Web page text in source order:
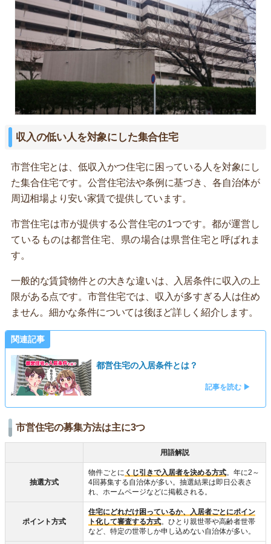
収入の低い人を対象にした集合住宅
市営住宅とは、低収入かつ住宅に困っている人を対象にし
た集合住宅です。公営住宅法や条例に基づき、各自治体が
周辺相場より安い家賃で提供しています。
市営住宅は市が提供する公営住宅の1つです。都が運営し
ているものは都営住宅、県の場合は県営住宅と呼ばれま
す。
一般的な賃貸物件との大きな違いは、入居条件に収入の上
限がある点です。市営住宅では、収入が多すぎる人は住め
ません。細かな条件については後ほど詳しく紹介します。
関連記事
都営住宅の入居条件とは？
記事を読む ▶
市営住宅の募集方法は主に3つ
用語解説
抽選方式
物件ごとに くじ引きで入居者を決める方式。年に2～
4回募集する自治体が多い。抽選結果は即日公表さ
れ、ホームページなどに掲載される。
ポイント方式
住宅にどれだけ困っているか、入居者ごとにポイン
ト化して審査する方式。ひとり親世帯や高齢者世帯
など、特定の世帯しか申し込めない自治体が多い。